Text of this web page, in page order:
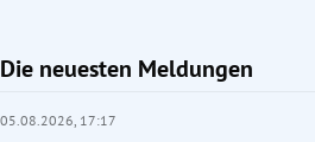
Die neuesten Meldungen
05.08.2026, 17:17